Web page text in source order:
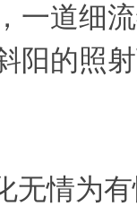
一道细
阳的照
情为有